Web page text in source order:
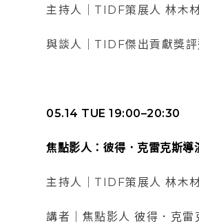
主持人｜TIDF策展人 林木
與談人｜TIDF傑出貢獻獎
05.14 TUE 19:00–20:30
焦點影人：彼得．克雷克斯導
主持人｜TIDF策展人 林木
講者｜焦點影人 彼得．克雷